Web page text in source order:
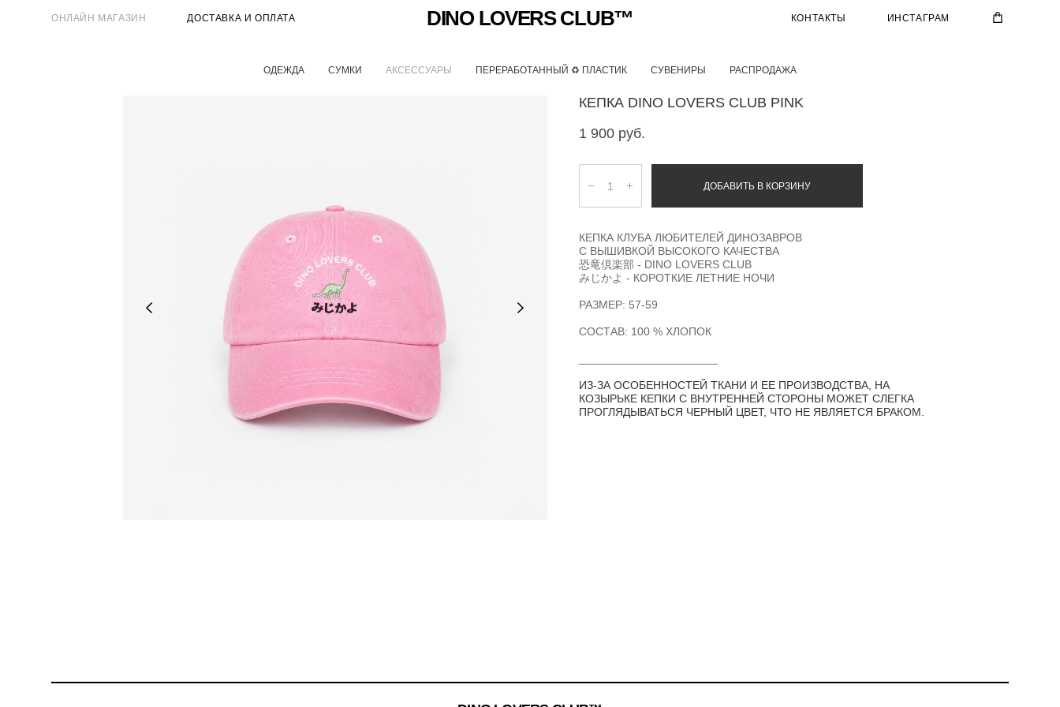
ОНЛАЙН МАГАЗИН ДОСТАВКА И ОПЛАТА DINO LOVERS CLUB™ КОНТАКТЫ ИНСТАГРАМ
ОДЕЖДА СУМКИ АКСЕССУАРЫ ПЕРЕРАБОТАННЫЙ ♻ ПЛАСТИК СУВЕНИРЫ РАСПРОДАЖА
КЕПКА DINO LOVERS CLUB PINK
1 900 pуб.
ДОБАВИТЬ В КОРЗИНУ
КЕПКА КЛУБА ЛЮБИТЕЛЕЙ ДИНОЗАВРОВ
​С ВЫШИВКОЙ ВЫСОКОГО КАЧЕСТВА
恐竜倶楽部 - DINO LOVERS CLUB
みじかよ - КОРОТКИЕ ЛЕТНИЕ НОЧИ
РАЗМЕР: 57-59
СОСТАВ: 100 % ХЛОПОК
ИЗ-ЗА ОСОБЕННОСТЕЙ ТКАНИ И ЕЕ ПРОИЗВОДСТВА, НА
КОЗЫРЬКЕ КЕПКИ С ВНУТРЕННЕЙ СТОРОНЫ МОЖЕТ СЛЕГКА
ПРОГЛЯДЫВАТЬСЯ ЧЕРНЫЙ ЦВЕТ, ЧТО НЕ ЯВЛЯЕТСЯ БРАКОМ.